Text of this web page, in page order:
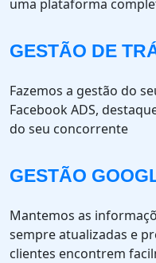
uma plataforma
GESTÃO DE
Fazemos a gestão do
Facebook ADS,
do seu concorrente
GESTÃO
Mantemos as
sempre atualizadas e
clientes encontrem